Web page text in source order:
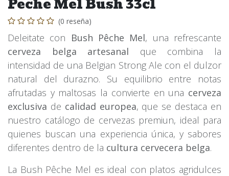
(0 reseña)
Deleitate con Bush Pêche Mel, una refrescante
cerveza belga artesanal que combina la
intensidad de una Belgian Strong Ale con el dulzor
natural del durazno. Su equilibrio entre notas
afrutadas y maltosas la convierte en una cerveza
exclusiva de calidad europea, que se destaca en
nuestro catálogo de cervezas premiun, ideal para
quienes buscan una experiencia única, y sabores
diferentes dentro de la cultura cervecera belga.
La Bush Pêche Mel es ideal con platos agridulces